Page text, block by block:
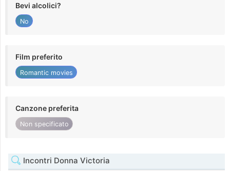
Bevi alcolici?
No
Film preferito
Romantic movies
Canzone preferita
Non specificato
Incontri Donna Victoria